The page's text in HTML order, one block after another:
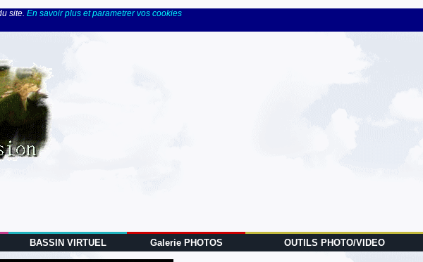
site. En savoir plus et parametrer vos cookies
BASSIN VIRTUEL Galerie PHOTOS OUTILS PHOTO/VIDEO